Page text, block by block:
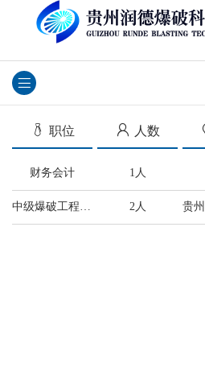
职位 人数
财务会计 1人
2人